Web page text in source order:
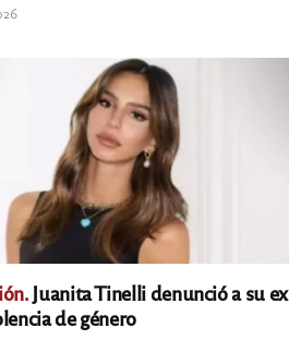
Juanita Tinelli denunció a su ex
de género